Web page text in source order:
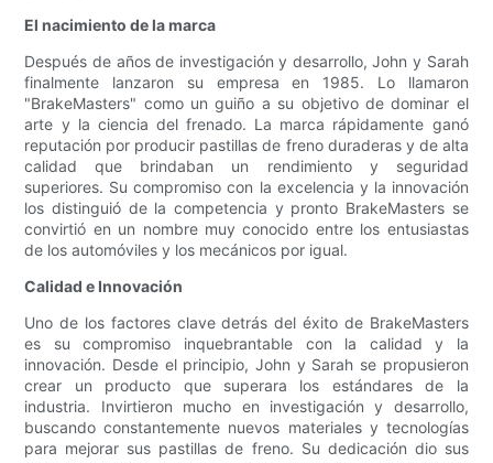
El nacimiento de la marca
Después de años de investigación y desarrollo, John y Sarah
finalmente lanzaron su empresa en 1985. Lo llamaron
"BrakeMasters" como un guiño a su objetivo de dominar el
arte y la ciencia del frenado. La marca rápidamente ganó
reputación por producir pastillas de freno duraderas y de alta
calidad que brindaban un rendimiento y seguridad
superiores. Su compromiso con la excelencia y la innovación
los distinguió de la competencia y pronto BrakeMasters se
convirtió en un nombre muy conocido entre los entusiastas
de los automóviles y los mecánicos por igual.
Calidad e Innovación
Uno de los factores clave detrás del éxito de BrakeMasters
es su compromiso inquebrantable con la calidad y la
innovación. Desde el principio, John y Sarah se propusieron
crear un producto que superara los estándares de la
industria. Invirtieron mucho en investigación y desarrollo,
buscando constantemente nuevos materiales y tecnologías
para mejorar sus pastillas de freno. Su dedicación dio sus